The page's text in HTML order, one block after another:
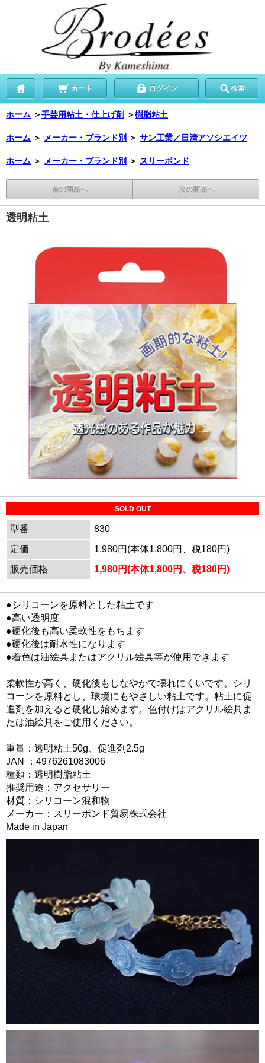
カート ログイン 検索
ホーム ＞手芸用粘土・仕上げ剤 ＞樹脂粘土
ホーム ＞ メーカー・ブランド別 ＞ サン工業／日清アソシエイツ
ホーム ＞ メーカー・ブランド別 ＞ スリーボンド
前の商品へ 次の商品へ
透明粘土
SOLD OUT
型番
830
定価
1,980円(本体1,800円、税180円)
販売価格
1,980円(本体1,800円、税180円)
●シリコーンを原料とした粘土です
●高い透明度
●硬化後も高い柔軟性をもちます
●硬化後は耐水性になります
●着色は油絵具またはアクリル絵具等が使用できます
柔軟性が高く、硬化後もしなやかで壊れにくいです。シリ
コーンを原料とし、環境にもやさしい粘土です。粘土に促
進剤を加えると硬化し始めます。色付けはアクリル絵具ま
たは油絵具をご使用ください。
重量：透明粘土50g、促進剤2.5g
JAN ：4976261083006
種類：透明樹脂粘土
推奨用途：アクセサリー
材質：シリコーン混和物
メーカー：スリーボンド貿易株式会社
Made in Japan